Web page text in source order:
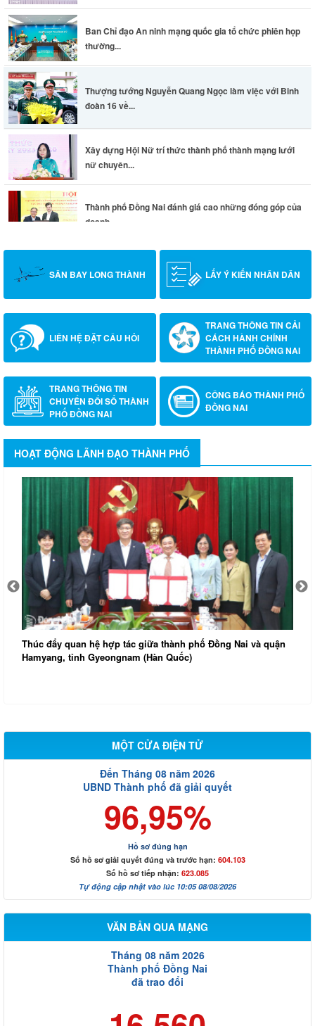
Ban Chỉ đạo An ninh mạng quốc gia tổ chức phiên họp
thường...
Thượng tướng Nguyễn Quang Ngọc làm việc với Binh
đoàn 16 về...
Xây dựng Hội Nữ trí thức thành phố thành mạng lưới
nữ chuyên...
Thành phố Đồng Nai đánh giá cao những đóng góp của
doanh...
SÂN BAY LONG THÀNH LẤY Ý KIẾN NHÂN DÂN
LIÊN HỆ ĐẶT CÂU HỎI
TRANG THÔNG TIN CẢI
CÁCH HÀNH CHÍNH
THÀNH PHỐ ĐỒNG NAI
TRANG THÔNG TIN
CHUYỂN ĐỔI SỐ THÀNH
PHỐ ĐỒNG NAI
CÔNG BÁO THÀNH PHỐ
ĐỒNG NAI
HOẠT ĐỘNG LÃNH ĐẠO THÀNH PHỐ
đẩy quan hệ hợp tác giữa thành phố Đồng Nai và quận
tỉnh Gyeongnam (Hàn Quốc)
MỘT CỬA ĐIỆN TỬ
Đến Tháng 08 năm 2026
UBND Thành phố đã giải quyết
96,95%
Hồ sơ đúng hạn
Số hồ sơ giải quyết đúng và trước hạn: 604.103
Số hồ sơ tiếp nhận: 623.085
Tự động cập nhật vào lúc 10:05 08/08/2026
VĂN BẢN QUA MẠNG
Tháng 08 năm 2026
Thành phố Đồng Nai
đã trao đổi